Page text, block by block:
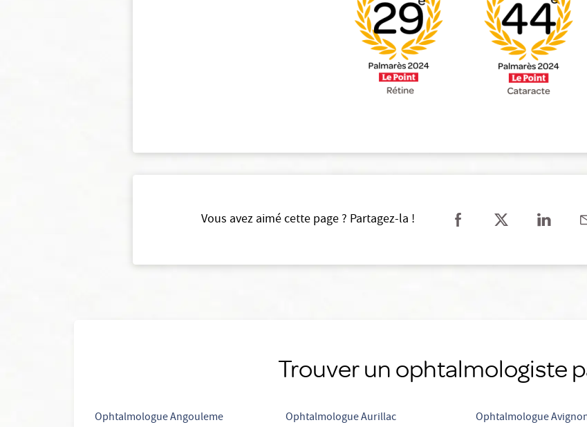
Vous avez aimé cette page ? Partagez-la !
Trouver un ophtalmologiste
Ophtalmologue Angouleme Ophtalmologue Aurillac Ophtalmologue